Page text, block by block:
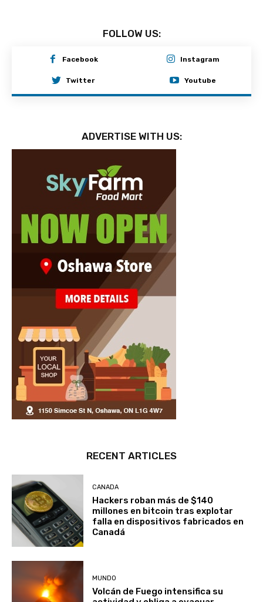
FOLLOW US:
Facebook Instagram
Twitter Youtube
ADVERTISE WITH US:
RECENT ARTICLES
CANADA
Hackers roban más de $140
millones en bitcoin tras explotar
falla en dispositivos fabricados en
Canadá
MUNDO
Volcán de Fuego intensifica su